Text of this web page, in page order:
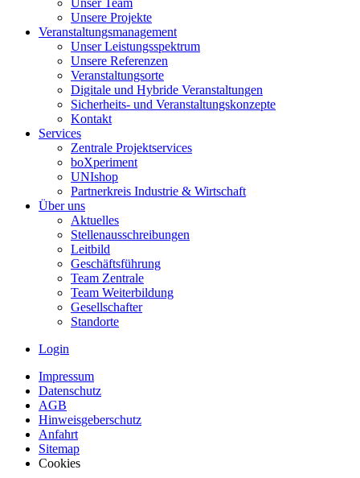
Unser Team
Unsere Projekte
Veranstaltungsmanagement
Unser Leistungsspektrum
Unsere Referenzen
Veranstaltungsorte
Digitale und Hybride Veranstaltungen
Sicherheits- und Veranstaltungskonzepte
Kontakt
Services
Zentrale Projektservices
boXperiment
UNIshop
Partnerkreis Industrie & Wirtschaft
Über uns
Aktuelles
Stellenausschreibungen
Leitbild
Geschäftsführung
Team Zentrale
Team Weiterbildung
Gesellschafter
Standorte
Login
Impressum
Datenschutz
AGB
Hinweisgeberschutz
Anfahrt
Sitemap
Cookies